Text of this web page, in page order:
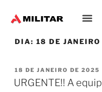
DIA: 18 DE
18 DE JANEIRO DE 2025
URGENTE!! A